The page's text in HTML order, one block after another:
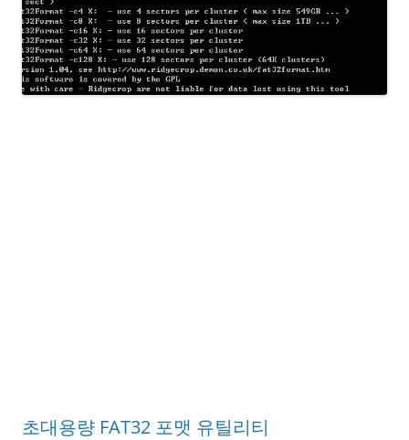
초대용량 FAT32 포맷 유틸리티